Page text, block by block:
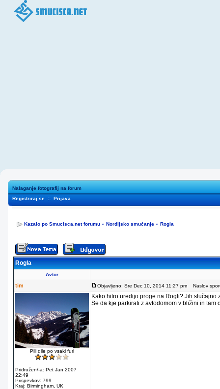
Nalaganje fotografij na forum
Registriraj se :: Prijava
Kazalo po Smucisca.net forumu » Nordijsko smučanje » Rogla
Rogla
Avtor
tim Objavljeno: Sre Dec 10, 2014 11:27 pm Naslov
Pili dile po vsaki furi
Pridružen/-a: Pet Jan 2007
22:49
Prispevkov: 799
Kraj: Birmingham, UK
Kako hitro uredijo proge na Rogli? Jih slučajno
Se da kje parkirati z avtodomom v bližini in tam